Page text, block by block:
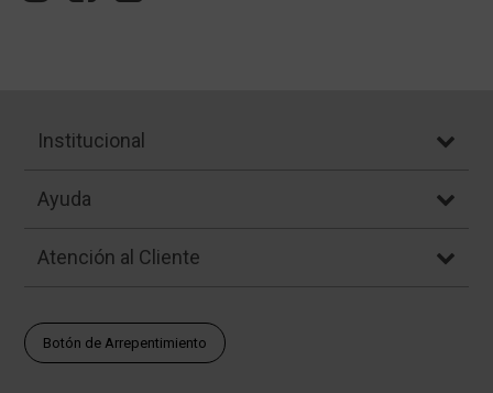
Institucional
Ayuda
Atención al Cliente
Botón de Arrepentimiento